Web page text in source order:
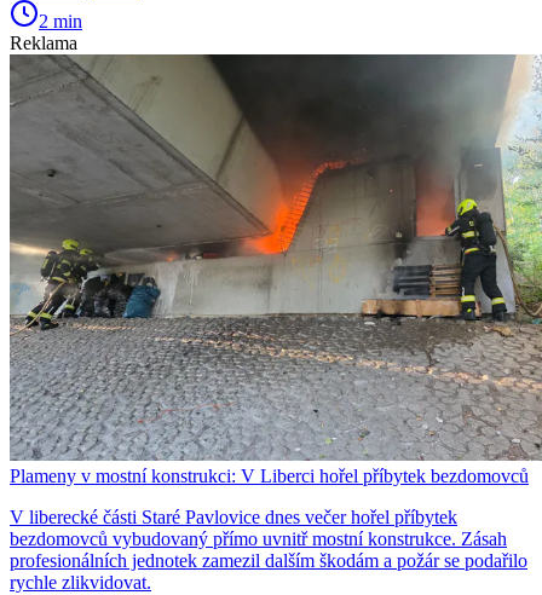
2 min
Reklama
Plameny v mostní konstrukci: V Liberci hořel příbytek bezdomovců
V liberecké části Staré Pavlovice dnes večer hořel příbytek
bezdomovců vybudovaný přímo uvnitř mostní konstrukce. Zásah
profesionálních jednotek zamezil dalším škodám a požár se podařilo
rychle zlikvidovat.